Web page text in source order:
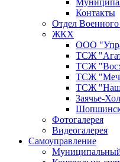
Контакты
Отдел Военного
ЖКХ
ООО
ТСЖ
ТСЖ
ТСЖ
ТСЖ "Наш
Заячье-
Фотогалерея
Видеогалерея
Самоуправление